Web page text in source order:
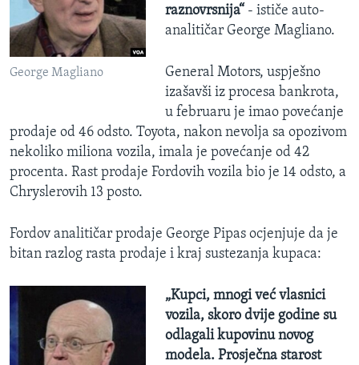
George Magliano
raznovrsnija“- ističe auto-
analitičar George Magliano.
General Motors, uspješno
izašavši iz procesa bankrota,
u februaru je imao povećanje
prodaje od 46 odsto. Toyota, nakon nevolja sa opozivom
nekoliko miliona vozila, imala je povećanje od 42
procenta. Rast prodaje Fordovih vozila bio je 14 odsto, a
Chryslerovih 13 posto.
Fordov analitičar prodaje George Pipas ocjenjuje da je
bitan razlog rasta prodaje i kraj sustezanja kupaca:
„Kupci, mnogi već vlasnici
vozila, skoro dvije godine su
odlagali kupovinu novog
modela. Prosječna starost